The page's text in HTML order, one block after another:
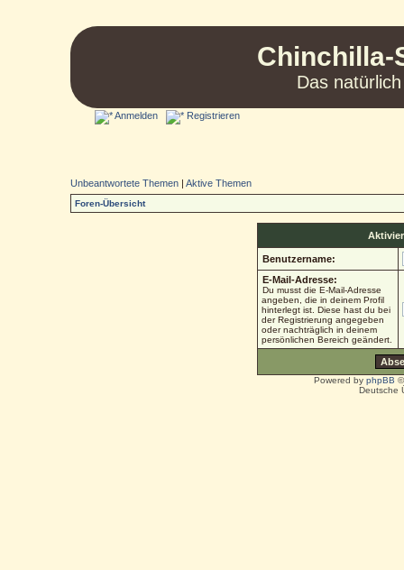
Chinchilla-
Das
Anmelden Registrieren
Unbeantwortete Themen |Aktive Themen
Foren-Übersicht
Benutzername:
E-Mail-Adresse:
Du musst die E-Mail-Adresse
angeben, die in deinem Profil
hinterlegt ist. Diese hast du bei
der Registrierung angegeben
oder nachträglich in deinem
persönlichen Bereich geändert.
Powered by phpBB
Deutsche